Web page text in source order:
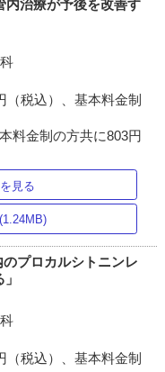
内治療が予後を改善す
（税込）、基本料金制
料金制の方共に803円
見る
プロカルシトニンレ
（税込）、基本料金制